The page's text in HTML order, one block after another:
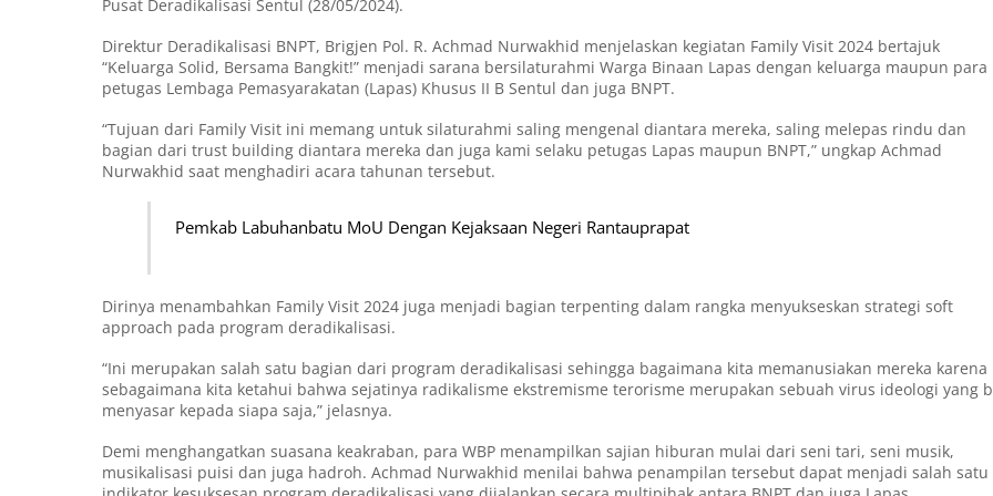
Pusat Deradikalisasi Sentul (28/05/2024).
Direktur Deradikalisasi BNPT, Brigjen Pol. R. Achmad Nurwakhid menjelaskan kegiatan Family Visit 2024 bertajuk
“Keluarga Solid, Bersama Bangkit!” menjadi sarana bersilaturahmi Warga Binaan Lapas dengan keluarga maupun para
petugas Lembaga Pemasyarakatan (Lapas) Khusus II B Sentul dan juga BNPT.
“Tujuan dari Family Visit ini memang untuk silaturahmi saling mengenal diantara mereka, saling melepas rindu dan
bagian dari trust building diantara mereka dan juga kami selaku petugas Lapas maupun BNPT,” ungkap Achmad
Nurwakhid saat menghadiri acara tahunan tersebut.
Pemkab Labuhanbatu MoU Dengan Kejaksaan Negeri Rantauprapat
Dirinya menambahkan Family Visit 2024 juga menjadi bagian terpenting dalam rangka menyukseskan strategi soft
approach pada program deradikalisasi.
“Ini merupakan salah satu bagian dari program deradikalisasi sehingga bagaimana kita memanusiakan mereka karena
sebagaimana kita ketahui bahwa sejatinya radikalisme ekstremisme terorisme merupakan sebuah virus ideologi yang
menyasar kepada siapa saja,” jelasnya.
Demi menghangatkan suasana keakraban, para WBP menampilkan sajian hiburan mulai dari seni tari, seni musik,
musikalisasi puisi dan juga hadroh. Achmad Nurwakhid menilai bahwa penampilan tersebut dapat menjadi salah satu